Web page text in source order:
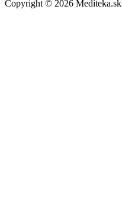
Copyright © 2026 Mediteka.sk